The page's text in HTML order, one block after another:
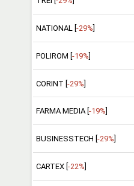
NATIONAL [ -29%
POLIROM [-19%]
CORINT [-29%]
FARMA MEDIA [ -19%
BUSINESSTECH [ -29%
CARTEX [ -22%